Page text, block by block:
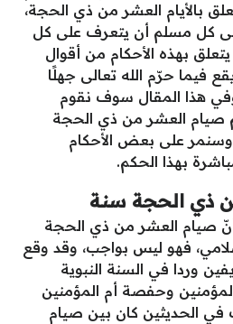
بالأيام العشر من ذي الحجة،
على كل مسلم أن يتعرف على كل
يتعلق بهذه الأحكام من أقوال
فيما حرّم الله تعالى جهلًا
وفي هذا المقال سوف نقوم
صيام العشر من ذي الحجة
على بعض الأحكام
بهذا الحكم.
ذي الحجة سنة
صيام العشر من ذي الحجة
فهو ليس بواجب، وقد وقع
وردا في السنة النبوية
وحفصة أم المؤمنين
في الحديثين كان بين صيام